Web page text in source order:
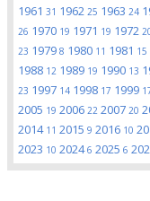
1961 31 1962 25 1963 24
26 1970 19 1971 19 1972
23 1979 8 1980 11 1981 15
1988 12 1989 19 1990 13
23 1997 14 1998 17 1999
2005 19 2006 22 2007 20
2014 11 2015 9 2016 10
2023 10 20246 2025 6